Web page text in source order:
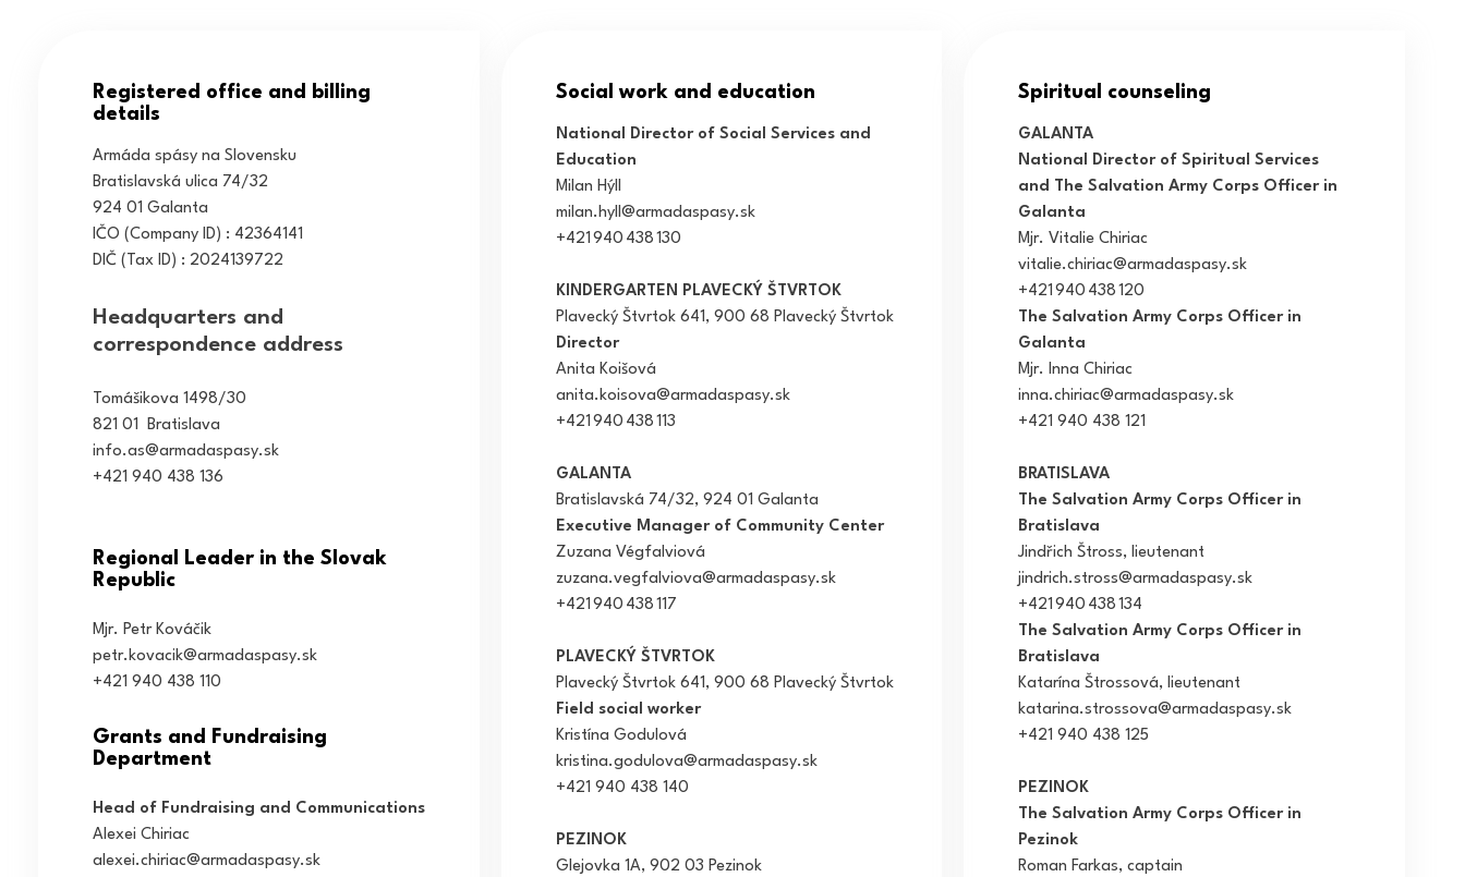
Registered office and billing
details
Armáda spásy na Slovensku
Bratislavská ulica 74/32
924 01 Galanta
IČO (Company ID) : 42364141
DIČ (Tax ID) : 2024139722
Headquarters and
correspondence address
Tomášikova 1498/30
821 01 Bratislava
info.as@armadaspasy.sk
+421 940 438 136
Regional Leader in the Slovak
Republic
Mjr. Petr Kováčik
petr.kovacik@armadaspasy.sk
+421 940 438 110
Grants and Fundraising
Department
Head of Fundraising and Communications
Alexei Chiriac
alexei.chiriac@armadaspasy.sk
Social work and education
National Director of Social Services and
Education
Milan Hýll
milan.hyll@armadaspasy.sk
+421 940 438 130
KINDERGARTEN PLAVECKÝ ŠTVRTOK
Plavecký Štvrtok 641, 900 68 Plavecký Štvrtok
Director
Anita Koišová
anita.koisova@armadaspasy.sk
+421 940 438 113
GALANTA
Bratislavská 74/32, 924 01 Galanta
Executive Manager of Community Center
Zuzana Végfalviová
zuzana.vegfalviova@armadaspasy.sk
+421 940 438 117
PLAVECKÝ ŠTVRTOK
Plavecký Štvrtok 641, 900 68 Plavecký Štvrtok
Field social worker
Kristína Godulová
kristina.godulova@armadaspasy.sk
+421 940 438 140
PEZINOK
Glejovka 1A, 902 03 Pezinok
Spiritual counseling
GALANTA
National Director of Spiritual Services
and The Salvation Army Corps Officer in
Galanta
Mjr. Vitalie Chiriac
vitalie.chiriac@armadaspasy.sk
+421 940 438 120
The Salvation Army Corps Officer in
Galanta
Mjr. Inna Chiriac
inna.chiriac@armadaspasy.sk
+421 940 438 121
BRATISLAVA
The Salvation Army Corps Officer in
Bratislava
Jindřich Štross, lieutenant
jindrich.stross@armadaspasy.sk
+421 940 438 134
The Salvation Army Corps Officer in
Bratislava
Katarína Štrossová, lieutenant
katarina.strossova@armadaspasy.sk
+421 940 438 125
PEZINOK
The Salvation Army Corps Officer in
Pezinok
Roman Farkas, captain